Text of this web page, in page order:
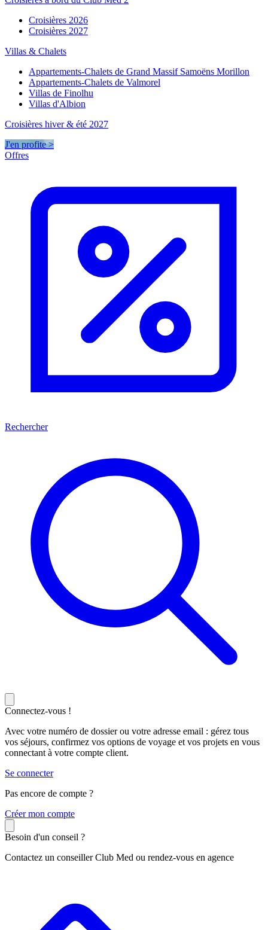
Croisières 2026
Croisières 2027
Villas & Chalets
Appartements-Chalets de Grand Massif Samoëns Morillon
Appartements-Chalets de Valmorel
Villas de Finolhu
Villas d'Albion
Croisières hiver & été 2027
J'en profite >
Offres
Rechercher
Connectez-vous !
Avec votre numéro de dossier ou votre adresse email : gérez tous
vos séjours, confirmez vos options de voyage et vos projets en vous
connectant à votre compte client.
Se connecter
Pas encore de compte ?
Créer mon compte
Besoin d'un conseil ?
Contactez un conseiller Club Med ou rendez-vous en agence